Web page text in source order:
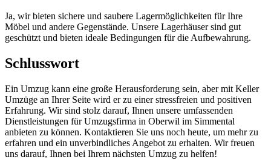
Ja, wir bieten sichere und saubere Lagermöglichkeiten für Ihre
Möbel und andere Gegenstände. Unsere Lagerhäuser sind gut
geschützt und bieten ideale Bedingungen für die Aufbewahrung.
Schlusswort
Ein Umzug kann eine große Herausforderung sein, aber mit Keller
Umzüge an Ihrer Seite wird er zu einer stressfreien und positiven
Erfahrung. Wir sind stolz darauf, Ihnen unsere umfassenden
Dienstleistungen für Umzugsfirma in Oberwil im Simmental
anbieten zu können. Kontaktieren Sie uns noch heute, um mehr zu
erfahren und ein unverbindliches Angebot zu erhalten. Wir freuen
uns darauf, Ihnen bei Ihrem nächsten Umzug zu helfen!